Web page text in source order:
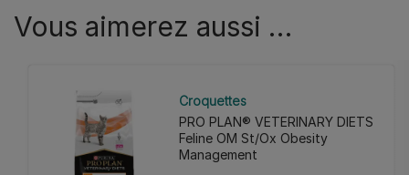
Vous aimerez aussi …
Croquettes
PRO PLAN® VETERINARY DIETS
Feline OM St/Ox Obesity
Management